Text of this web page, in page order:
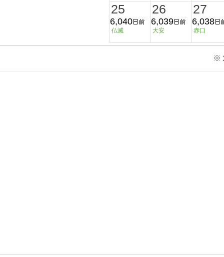
25
6,040
仏滅
26
6,039
大安
27
6,038
赤口
※